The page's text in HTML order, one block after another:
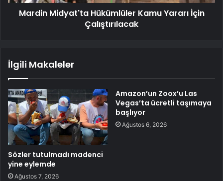
Mardin Midyat'ta Hükümlüler Kamu Yararı İçin
Çalıştırılacak
İlgili Makaleler
Sözler tutulmadı madenci
yine eylemde
Ağustos 7, 2026
Amazon’un Zoox’u Las
Vegas’ta ücretli taşımaya
başlıyor
Ağustos 6, 2026